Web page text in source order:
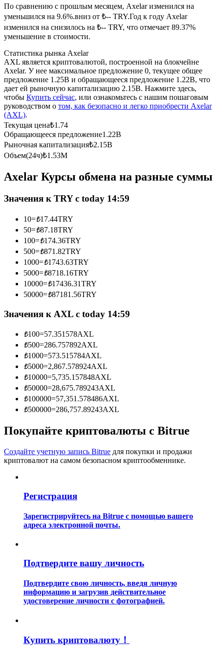
USDC фьючерсы
Фьючерсы с использованием USDC в качестве
обеспечения
Копирование торговли
Присоединяйтесь к лучшим трейдерам
Станьте копи-трейдером
Наслаждайтесь распределением прибыли и комиссиями
за копи-трейдинг
Информация
Анализ больших данных, включая торговую информацию
и т. д.
Гид
Руководство для начинающих по фьючерсам
По сравнению с прошлым месяцем, Axelar изменился на
уменьшился на 9.6%.вниз от ₺-- TRY.Год к году Axelar
изменился на снизилось на ₺-- TRY, что отмечает 89.37%
уменьшение в стоимости.
Статистика рынка Axelar
AXL является криптовалютой, построенной на блокчейне
Axelar. У нее максимальное предложение 0, текущее общее
предложение 1.25B и обращающееся предложение 1.22B, что
дает ей рыночную капитализацию 2.15B. Нажмите здесь,
чтобы Купить сейчас, или ознакомьтесь с нашим пошаговым
руководством о том, как безопасно и легко приобрести Axelar
(AXL).
Текущая цена₺1.74
Обращающееся предложение1.22B
Рыночная капитализация₺2.15B
Объем(24ч)₺1.53M
Axelar Курсы обмена на разные суммы
Значения к TRY с today 14:59
10=₺17.44TRY
50=₺87.18TRY
100=₺174.36TRY
500=₺871.82TRY
1000=₺1743.63TRY
5000=₺8718.16TRY
10000=₺17436.31TRY
50000=₺87181.56TRY
Значения к AXL с today 14:59
₺100=57.351578AXL
₺500=286.757892AXL
₺1000=573.515784AXL
₺5000=2,867.578924AXL
₺10000=5,735.157848AXL
₺50000=28,675.789243AXL
₺100000=57,351.578486AXL
₺500000=286,757.89243AXL
Покупайте криптовалюты с Bitrue
Создайте учетную запись Bitrue для покупки и продажи
криптовалют на самом безопасном криптообменнике.
Регистрация
Зарегистрируйтесь на Bitrue с помощью вашего
адреса электронной почты.
Подтвердите вашу личность
Подтвердите свою личность, введя личную
информацию и загрузив действительное
удостоверение личности с фотографией.
Купить криптовалюту！